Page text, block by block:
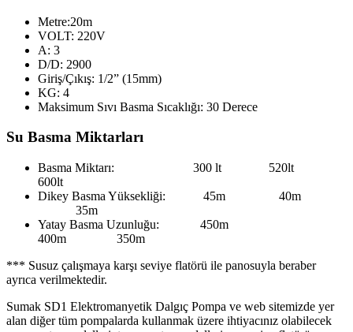
Metre:20m
VOLT: 220V
A: 3
D/D: 2900
Giriş/Çıkış: 1/2” (15mm)
KG: 4
Maksimum Sıvı Basma Sıcaklığı: 30 Derece
Su Basma Miktarları
Basma Miktarı: 300 lt 520lt
600lt
Dikey Basma Yüksekliği: 45m 40m
35m
Yatay Basma Uzunluğu: 450m
400m 350m
*** Susuz çalışmaya karşı seviye flatörü ile panosuyla beraber
ayrıca verilmektedir.
Sumak SD1 Elektromanyetik Dalgıç Pompa ve web sitemizde yer
alan diğer tüm pompalarda kullanmak üzere ihtiyacınız olabilecek